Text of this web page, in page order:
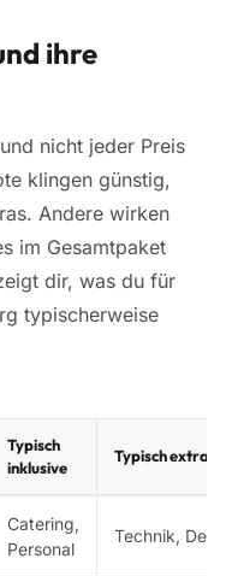
ihre
nicht jeder Preis
klingen günstig,
Andere wirken
im Gesamtpaket
dir, was du für
typischerweise
Typisch
inklusive
Typisch extra
Catering,
Personal
Technik, Deko